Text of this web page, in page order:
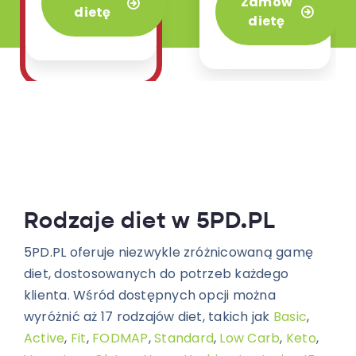
naszej ofercie.
dietę
4 posiłków.
dietę
Rodzaje diet w 5PD.PL
5PD.PL oferuje niezwykle zróżnicowaną gamę
diet, dostosowanych do potrzeb każdego
klienta. Wśród dostępnych opcji można
wyróżnić aż 17 rodzajów diet, takich jak Basic,
Active, Fit, FODMAP,Standard, Low Carb, Keto,